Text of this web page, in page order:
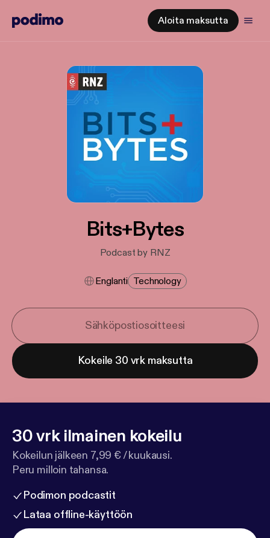
Aloita maksutta
Bits+Bytes
Podcast by RNZ
Englanti Technology
Kokeile 30 vrk maksutta
30 vrk ilmainen kokeilu
Kokeilun jälkeen 7,99 € / kuukausi.
Peru milloin tahansa.
Podimon podcastit
Lataa offline-käyttöön